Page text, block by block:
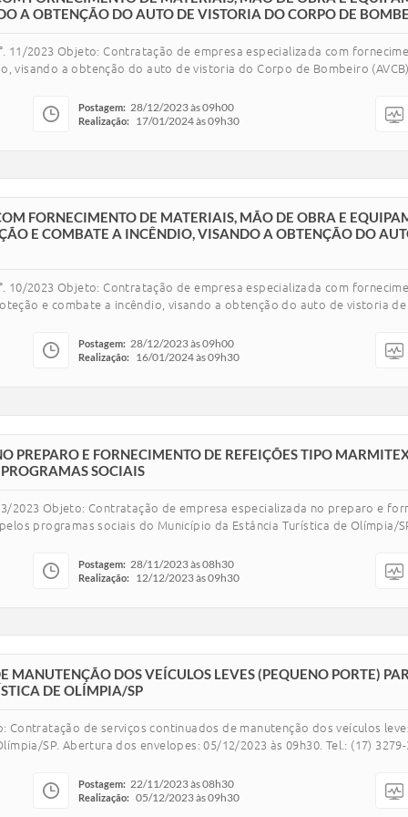
A OBTENÇÃO DO AUTO DE VISTORIA DO CORPO DE
11/2023 Objeto: Contratação de empresa especializada com
visando a obtenção do auto de vistoria do Corpo de Bombeiro
Postagem: 28/12/2023 às 09h00
Realização: 17/01/2024 às 09h30
FORNECIMENTO DE MATERIAIS, MÃO DE OBRA E
E COMBATE A INCÊNDIO, VISANDO A OBTENÇÃO DO
10/2023 Objeto: Contratação de empresa especializada com
e combate a incêndio, visando a obtenção do auto de vistoria
Postagem: 28/12/2023 às 09h00
Realização: 16/01/2024 às 09h30
PREPARO E FORNECIMENTO DE REFEIÇÕES TIPO
SOCIAIS
2023 Objeto: Contratação de empresa especializada no preparo e
programas sociais do Município da Estância Turística de Olímpia/
Postagem: 28/11/2023 às 08h30
Realização: 12/12/2023 às 09h30
DOS VEÍCULOS LEVES (PEQUENO PORTE)
DE OLÍMPIA/SP
Contratação de serviços continuados de manutenção dos veículos
SP. Abertura dos envelopes: 05/12/2023 às 09h30. Tel.: (17)
Postagem: 22/11/2023 às 08h30
Realização: 05/12/2023 às 09h30